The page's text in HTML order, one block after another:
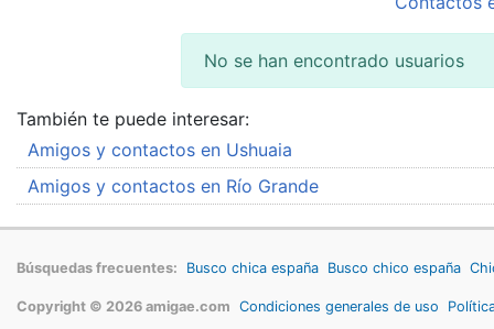
No se han encontrado usuarios
También te puede interesar:
Amigos y contactos en Ushuaia
Amigos y contactos en Río Grande
Búsquedas frecuentes: Busco chica españa Busco chico españa
Copyright © 2026 amigae.com Condiciones generales de uso